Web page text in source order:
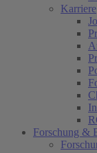
Karriere
Forschung &